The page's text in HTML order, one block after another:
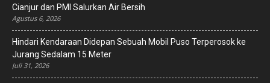
Cianjur dan PMI Salurkan Air Bersih
Agustus 6, 2026
Hindari Kendaraan Didepan Sebuah Mobil Puso Terperosok ke
Jurang Sedalam 15 Meter
Juli 31, 2026